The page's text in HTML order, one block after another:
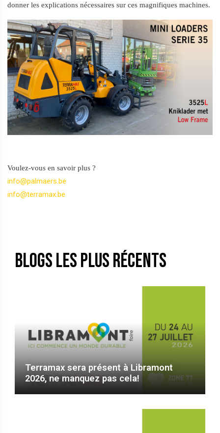
donner les explications nécessaires sur ces magnifiques machines.
Voulez-vous en savoir plus ?
info@palmaers.be
info@terramax.be
Blogs les plus récents
Terramax sera présent à Libramont
2026, ne manquez pas cela!